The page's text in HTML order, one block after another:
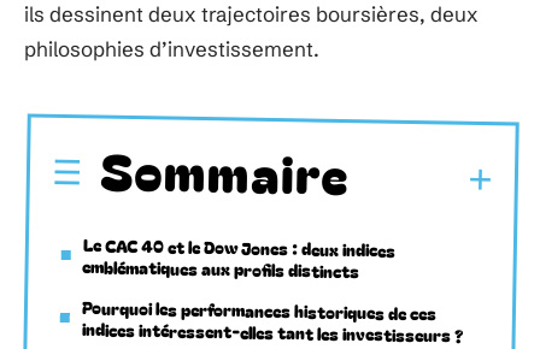
ils dessinent deux trajectoires boursières, deux
philosophies d’investissement.
Sommaire
Le CAC 40 et le Dow Jones : deux indices
emblématiques aux profils distincts
Pourquoi les performances historiques de ces
indices intéressent-elles tant les investisseurs ?